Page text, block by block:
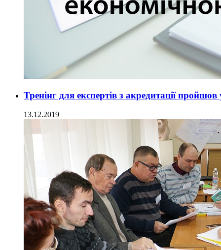
Тренінг для експертів з акредитації
13.12.2019